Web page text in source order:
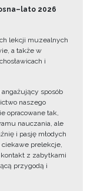
2026
lekcji muzealnych
a także w
i
sposób
naszego
opracowane tak,
nauczania, ale
i pasję młodych
prelekcje,
z zabytkami
przygodą i